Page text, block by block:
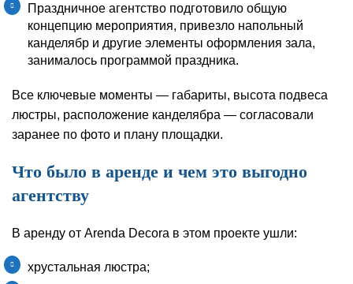
Праздничное агентство подготовило общую
концепцию мероприятия, привезло напольный
канделябр и другие элементы оформления зала,
занималось программой праздника.
Все ключевые моменты — габариты, высота подвеса
люстры, расположение канделябра — согласовали
заранее по фото и плану площадки.
Что было в аренде и чем это выгодно
агентству
В аренду от Arenda Decora в этом проекте ушли:
хрустальная люстра;